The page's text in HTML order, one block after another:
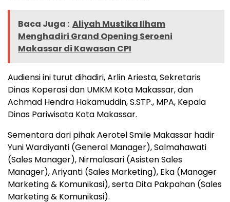
Baca Juga : Aliyah Mustika Ilham
Menghadiri Grand Opening Seroeni
Makassar di Kawasan CPI
Audiensi ini turut dihadiri, Arlin Ariesta, Sekretaris
Dinas Koperasi dan UMKM Kota Makassar, dan
Achmad Hendra Hakamuddin, S.STP., MPA, Kepala
Dinas Pariwisata Kota Makassar.
Sementara dari pihak Aerotel Smile Makassar hadir
Yuni Wardiyanti (General Manager), Salmahawati
(Sales Manager), Nirmalasari (Asisten Sales
Manager), Ariyanti (Sales Marketing), Eka (Manager
Marketing & Komunikasi), serta Dita Pakpahan (Sales
Marketing & Komunikasi).